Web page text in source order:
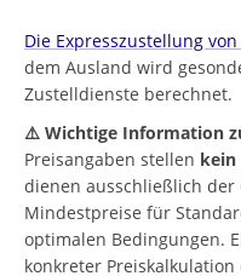
Die Expresszustellung
dem Ausland wird
Zustelldienste berechnet.
⚠️ Wichtige Information
Preisangaben stellen kein
dienen ausschließlich
Mindestpreise für
optimalen Bedingungen.
konkreter